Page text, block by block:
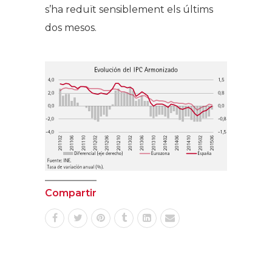
s’ha reduït sensiblement els últims
dos mesos.
Compartir